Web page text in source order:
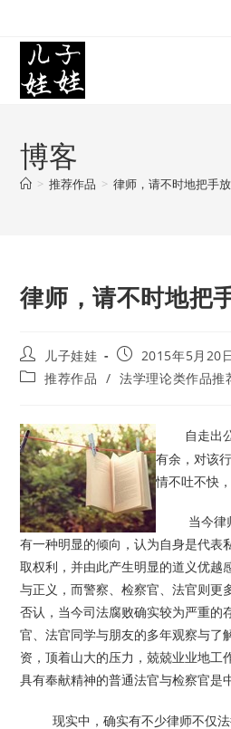
content
博客
> 推荐作品 > 律师，请不时地把手
律师，请不时地把
Post
author:
儿子娃娃
Post
published:
2015年5月20
Post推荐作品 / 法学理论类作品推
自走出
有余，对该
情不吐不快
当今律
有一种明显的倾向，认为自身是代表
取权利，并由此产生明显的道义优越
与正义，而警察、检察官、法官则更
否认，当今司法腐败确实较为严重的
官、法官同学与朋友的多年观察与了
资，顶着山大的压力，兢兢业业地工
具有奉献精神的普通法官与检察官是
现实中，确实有不少律师不仅